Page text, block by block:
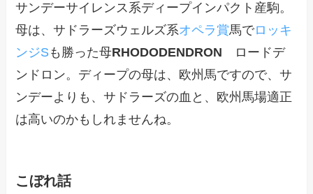
サンデーサイレンス系ディープインパクト産駒。
母は、サドラーズウェルズ系オペラ賞馬でロッキ
ンジSも勝った母RHODODENDRON ロードデ
ンドロン。ディープの母は、欧州馬ですので、サ
ンデーよりも、サドラーズの血と、欧州馬場適正
は高いのかもしれませんね。
こぼれ話